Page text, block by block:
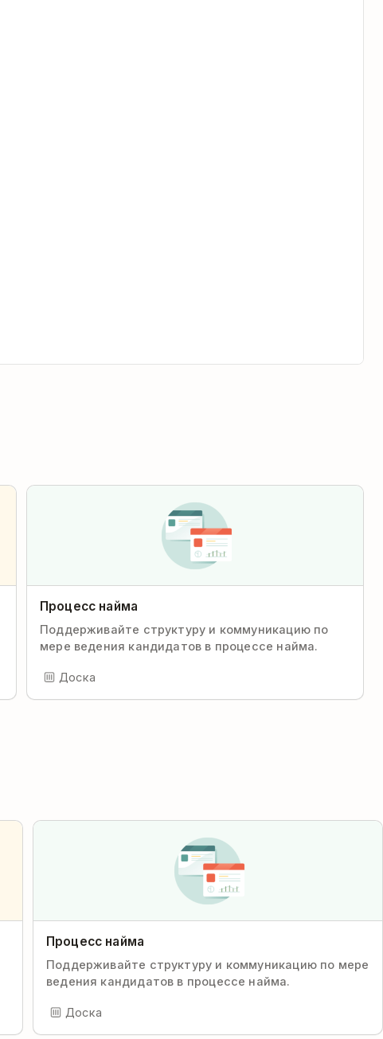
Процесс найма
Поддерживайте структуру и коммуникацию по
мере ведения кандидатов в процессе найма.
Доска
Процесс найма
Поддерживайте структуру и коммуникацию по мере
ведения кандидатов в процессе найма.
Доска